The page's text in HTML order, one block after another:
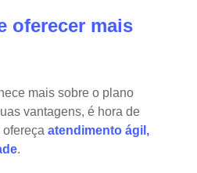
oferecer mais
mais sobre o plano
vantagens, é hora de
ofereça atendimento ágil,
.